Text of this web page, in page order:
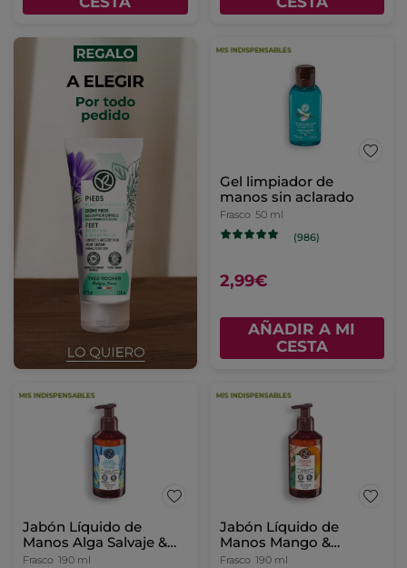
Gel limpiador de
manos sin aclarado
Frasco 50 ml
(986)
2,99€
AÑADIR A MI
CESTA
Jabón Líquido de
Manos Alga Salvaje &
Hinojo Marino.
Frasco 190 ml
Jabón Líquido de
Manos Mango &
Cilantro.
Frasco 190 ml